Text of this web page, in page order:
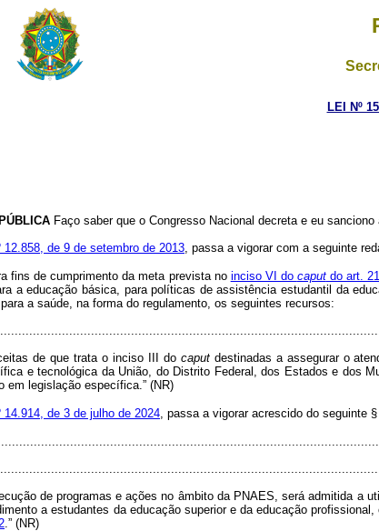
LEI Nº
Faço saber que o Congresso Nacional decreta e eu sanciono
12.858, de 9 de setembro de 2013, passa a vigorar com a seguinte
fins de cumprimento da meta prevista no inciso VI do caputdo art.
a educação básica, para políticas de assistência estudantil da
a saúde, na forma do regulamento, os seguintes recursos:
de que trata o inciso III do caputdestinadas a assegurar o
e tecnológica da União, do Distrito Federal, dos Estados e dos
em legislação específica.” (NR)
14.914, de 3 de julho de 2024, passa a vigorar acrescido do seguinte §
de programas e ações no âmbito da PNAES, será admitida a
a estudantes da educação superior e da educação
.” (NR)